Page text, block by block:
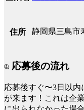
住所 静岡県三島市
応募後の流れ
応募後すぐ〜3日以内
が来ます！これは企